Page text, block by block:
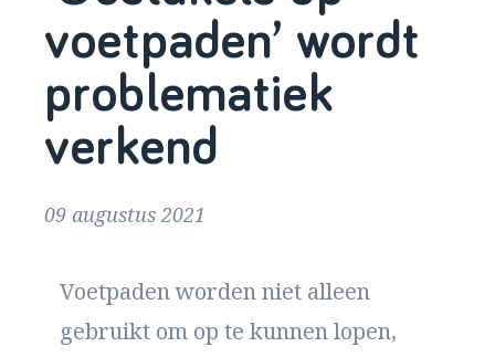
voetpaden’ wordt
problematiek
verkend
09 augustus 2021
Voetpaden worden niet alleen
gebruikt om op te kunnen lopen,